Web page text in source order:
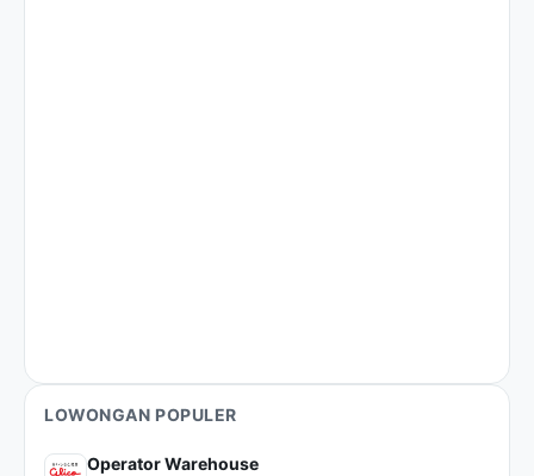
LOWONGAN POPULER
Operator Warehouse